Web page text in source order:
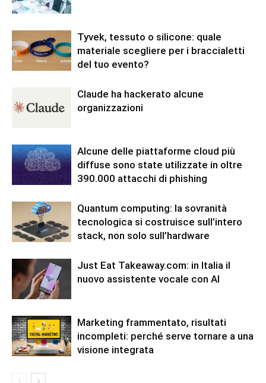
Tyvek, tessuto o silicone: quale
materiale scegliere per i braccialetti
del tuo evento?
Claude ha hackerato alcune
organizzazioni
Alcune delle piattaforme cloud più
diffuse sono state utilizzate in oltre
390.000 attacchi di phishing
Quantum computing: la sovranità
tecnologica si costruisce sull’intero
stack, non solo sull’hardware
Just Eat Takeaway.com: in Italia il
nuovo assistente vocale con AI
Marketing frammentato, risultati
incompleti: perché serve tornare a una
visione integrata